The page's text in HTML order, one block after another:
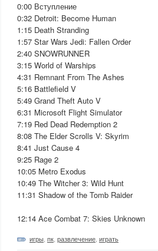
0:00 Вступление
0:32 Detroit: Become Human
1:15 Death Stranding
1:57 Star Wars Jedi: Fallen Order
2:40 SNOWRUNNER
3:15 World of Warships
4:31 Remnant From The Ashes
5:16 Battlefield V
5:49 Grand Theft Auto V
6:31 Microsoft Flight Simulator
7:19 Red Dead Redemption 2
8:08 The Elder Scrolls V: Skyrim
8:41 Just Cause 4
9:25 Rage 2
10:05 Metro Exodus
10:49 The Witcher 3: Wild Hunt
11:31 Shadow of the Tomb Raider
12:14 Ace Combat 7: Skies Unknown
игры пк развлечение играть